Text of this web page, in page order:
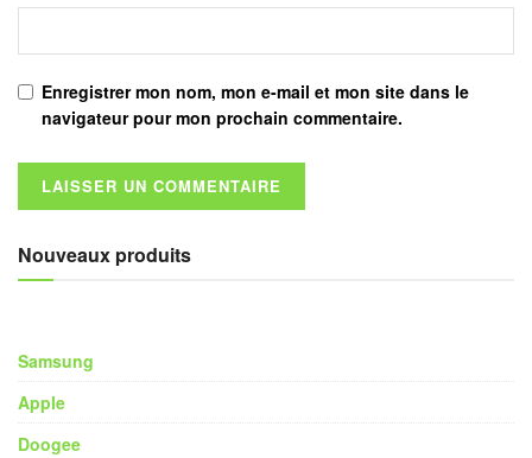
Enregistrer mon nom, mon e-mail et mon site dans le
navigateur pour mon prochain commentaire.
Nouveaux produits
Samsung
Apple
Doogee